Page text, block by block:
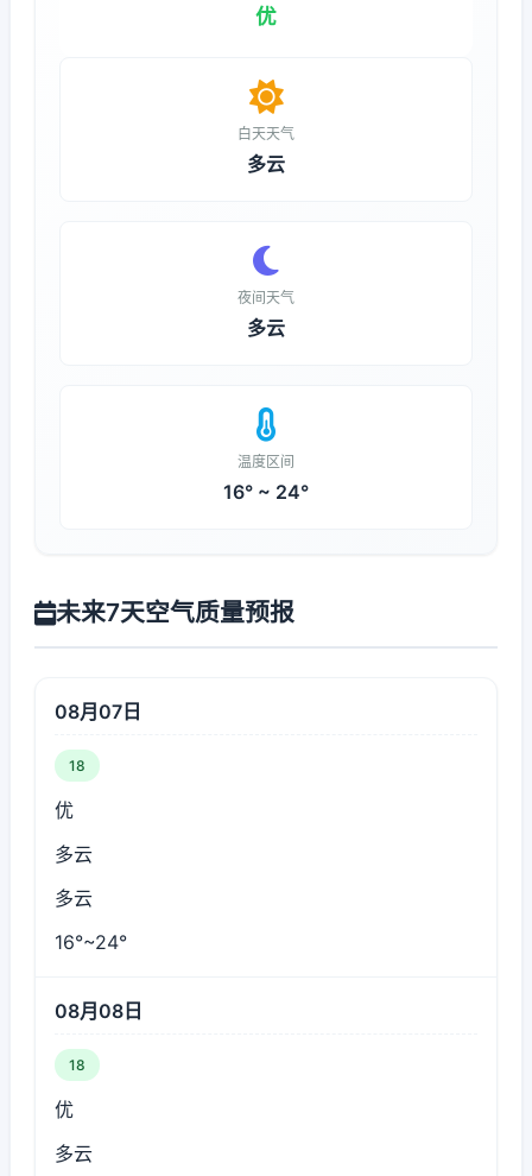
优
白天天气
多云
夜间天气
多云
温度区间
16° ~ 24°
未来7天空气质量预报
08月07日
18
优
多云
多云
16°~24°
08月08日
18
优
多云